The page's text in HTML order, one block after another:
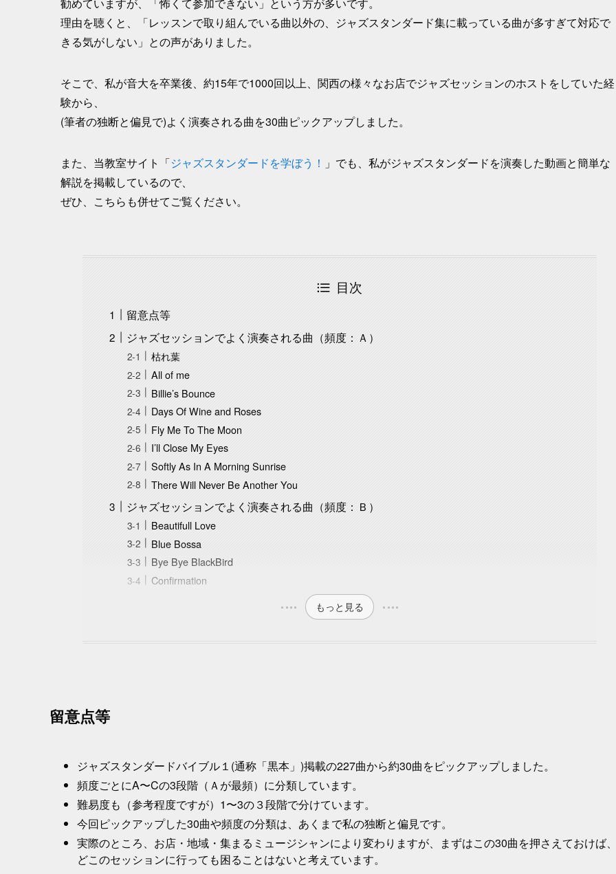
理由を聴くと、「レッスンで取り組んでいる曲以外の、ジャズスタンダード集に載っている曲が多すぎて対応で
きる気がしない」との声がありました。
そこで、私が音大を卒業後、約15年で1000回以上、関西の様々なお店でジャズセッションのホストをしていた経
験から、
(筆者の独断と偏見で)よく演奏される曲を30曲ピックアップしました。
また、当教室サイト「ジャズスタンダードを学ぼう！ 」でも、私がジャズスタンダードを演奏した動画と簡単な
解説を掲載しているので、
ぜひ、こちらも併せてご覧ください。
目次
留意点等
ジャズセッションでよく演奏される曲（頻度：Ａ）
枯れ葉
All of me
Billie’s Bounce
Days Of Wine and Roses
Fly Me To The Moon
I’ll Close My Eyes
Softly As In A Morning Sunrise
There Will Never Be Another You
ジャズセッションでよく演奏される曲（頻度：Ｂ）
Beautifull Love
Blue Bossa
Bye Bye BlackBird
Confirmation
もっと見る
留意点等
ジャズスタンダードバイブル１(通称「黒本」)掲載の227曲から約30曲をピックアップしました。
頻度ごとにA〜Cの3段階（Ａが最頻）に分類しています。
難易度も（参考程度ですが）1〜3の３段階で分けています。
今回ピックアップした30曲や頻度の分類は、あくまで私の独断と偏見です。
実際のところ、お店・地域・集まるミュージシャンにより変わりますが、まずはこの30曲を押さえておけば
どこのセッションに行っても困ることはないと考えています。